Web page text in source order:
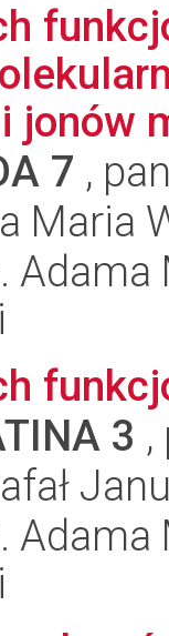
jonów
7 ,
Maria
3